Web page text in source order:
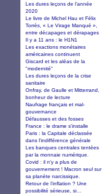
Les dures leçons de l’année
2020
Le livre de Michel Hau et Félix
Torrès, « Le Virage Manqué »,
entre décapages et dérapages
Il y a 11 ans : le H1N1
Les exactions monétaires
américaines continuent
Giscard et les aléas de la
"modernité"
Les dures leçons de la crise
sanitaire
Onfray, de Gaulle et Mitterrand,
bonheur de lecture
Naufrage français et mal-
gouvernance
Défausses et des fosses
France : le drame s'installe
Paris : la Capitale déclassée
dans l'indifférence générale
Les banques centrales tentées
par la monnaie numérique.
Covid : il n'y a plus de
gouvernement ! Macron seul sur
sa planète narcissique.
Retour de l’inflation ? Une
possibilité sérieuse, si…